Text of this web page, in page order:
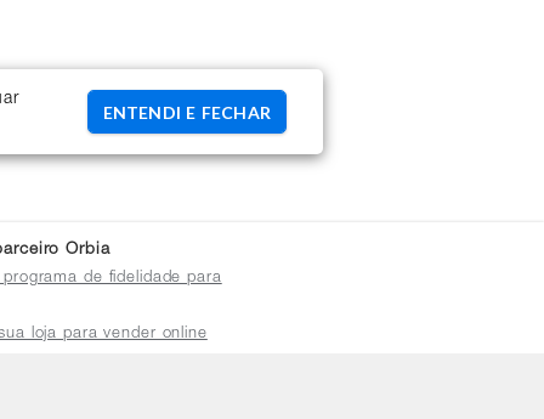
ENTENDI E FECHAR
Orbia
programa de fidelidade para
loja para vender online